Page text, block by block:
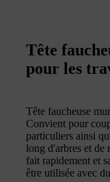
Tête
pour les
Tête faucheuse
Convient pour
particuliers ainsi
long d'arbres et de
fait rapidement et
être utilisée avec